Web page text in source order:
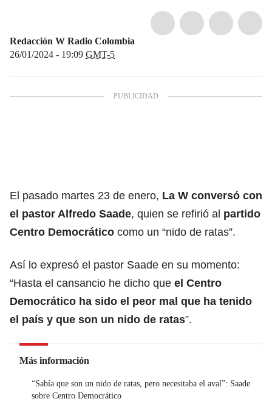
Redacción W Radio Colombia
26/01/2024 - 19:09 GMT-5
El pasado martes 23 de enero, La W conversó con
el pastor Alfredo Saade, quien se refirió al partido
Centro Democrático como un “nido de ratas”.
Así lo expresó el pastor Saade en su momento:
“Hasta el cansancio he dicho que el Centro
Democrático ha sido el peor mal que ha tenido
el país y que son un nido de ratas”.
Más información
“Sabía que son un nido de ratas, pero necesitaba el aval”: Saade
sobre Centro Democrático